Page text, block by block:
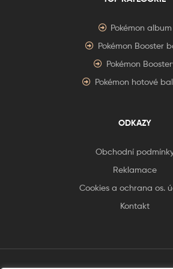
Pokémon album
Pokémon Booster
Pokémon
Pokémon hotové
ODKAZY
Obchodní
Reklamace
Cookies a ochrana os.
Kontakt